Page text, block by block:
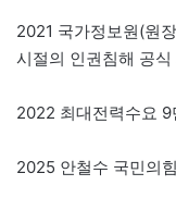
2021 국가정보원(원
시절의 인권침해 공식
2022 최대전력수요
2025 안철수 국민의